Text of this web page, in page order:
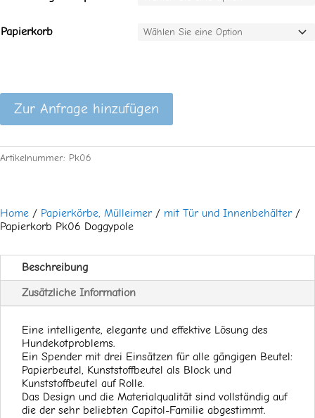
Papierkorb
Zur Anfrage hinzufügen
Artikelnummer: Pk06
Home / Papierkörbe, Mülleimer/ mit Tür und Innenbehälter/
Papierkorb Pk06 Doggypole
Beschreibung
Zusätzliche Information
Eine intelligente, elegante und effektive Lösung des
Hundekotproblems.
Ein Spender mit drei Einsätzen für alle gängigen Beutel:
Papierbeutel, Kunststoffbeutel als Block und
Kunststoffbeutel auf Rolle.
Das Design und die Materialqualität sind vollständig auf
die der sehr beliebten Capitol-Familie abgestimmt.